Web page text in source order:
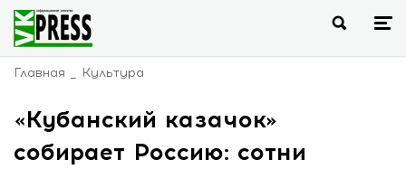
Главная Культура
«Кубанский казачок»
собирает Россию: сотни